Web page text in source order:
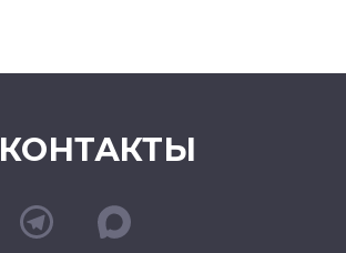
КОНТАКТЫ